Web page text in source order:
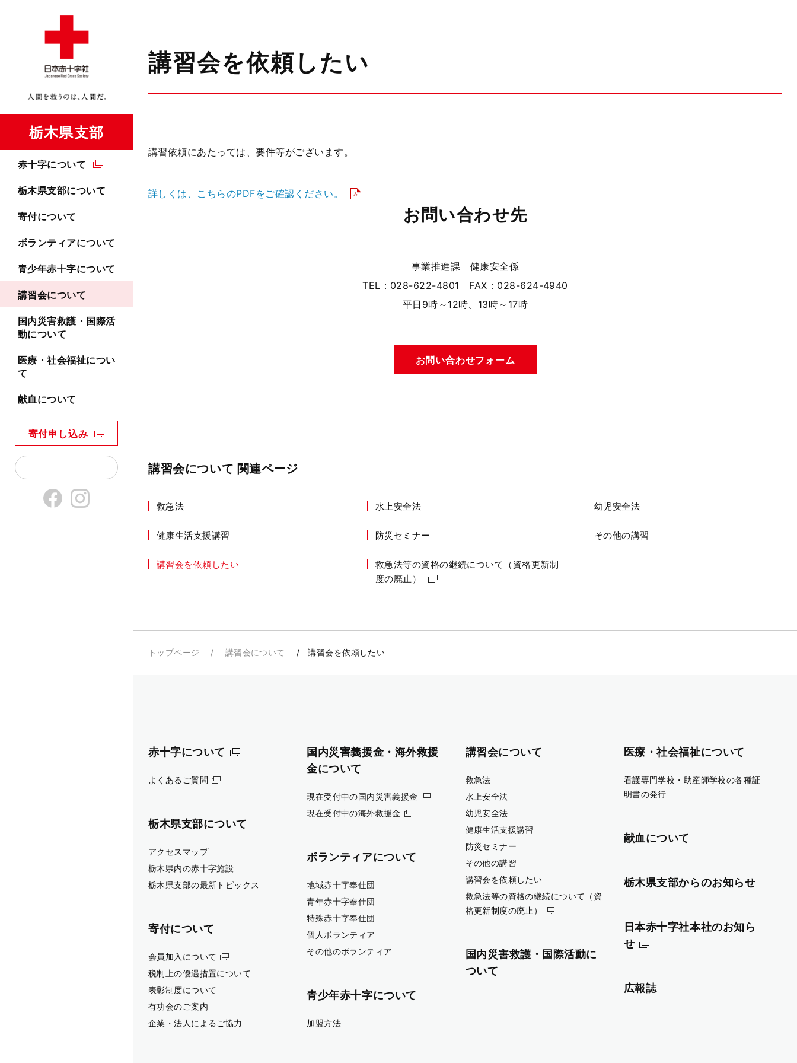
栃木県支部
赤十字について
栃木県支部について
寄付について
ボランティアについて
青少年赤十字について
講習会について
国内災害救護・国際活
動について
医療・社会福祉につい
て
献血について
寄付申し込み
講習会を依頼したい
講習依頼にあたっては、要件等がございます。
詳しくは、こちらのPDFをご確認ください。
お問い合わせ先
事業推進課　健康安全係
TEL：028-622-4801　FAX：028-624-4940
平日9時～12時、13時～17時
お問い合わせフォーム
講習会について 関連ページ
救急法 水上安全法 幼児安全法
健康生活支援講習 防災セミナー その他の講習
講習会を依頼したい
救急法等の資格の継続について（資格更新制
度の廃止）
トップページ 講習会について 講習会を依頼したい
赤十字について
よくあるご質問
栃木県支部について
アクセスマップ
栃木県内の赤十字施設
栃木県支部の最新トピックス
寄付について
会員加入について
税制上の優遇措置について
表彰制度について
有功会のご案内
企業・法人によるご協力
国内災害義援金・海外救援
金について
現在受付中の国内災害義援金
現在受付中の海外救援金
ボランティアについて
地域赤十字奉仕団
青年赤十字奉仕団
特殊赤十字奉仕団
個人ボランティア
その他のボランティア
青少年赤十字について
加盟方法
講習会について
救急法
水上安全法
幼児安全法
健康生活支援講習
防災セミナー
その他の講習
講習会を依頼したい
救急法等の資格の継続について（資
格更新制度の廃止）
国内災害救護・国際活動に
ついて
医療・社会福祉について
看護専門学校・助産師学校の各種証
明書の発行
献血について
栃木県支部からのお知らせ
日本赤十字社本社のお知ら
せ
広報誌